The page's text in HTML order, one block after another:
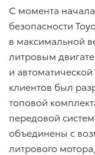
C момента
безопасности
в максимальной
литровым
и
клиентов был
топовой
передовой
объединены с
литрового